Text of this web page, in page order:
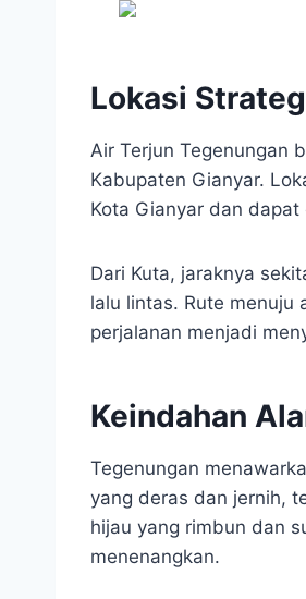
Lokasi
Air Terjun Tegenungan
Kabupaten Gianyar.
Kota Gianyar dan
Dari Kuta, jaraknya
lalu lintas. Rute menuju
perjalanan menjadi
Keindahan
Tegenungan
yang deras dan jernih,
hijau yang rimbun dan
menenangkan.